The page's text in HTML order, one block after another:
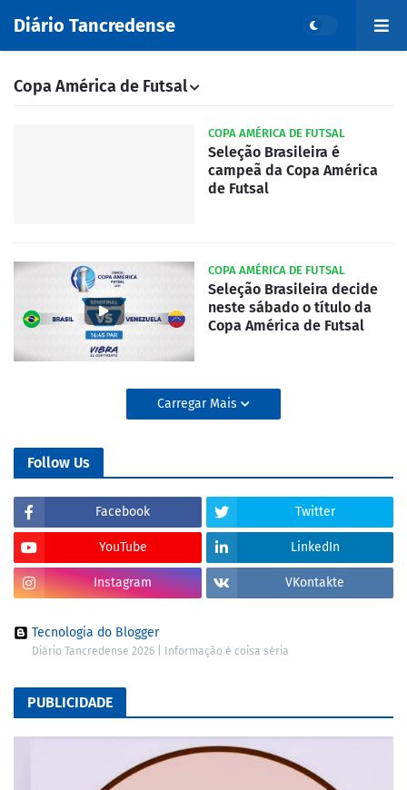
Diário Tancredense
Copa América de Futsal
COPA AMÉRICA DE FUTSAL
Seleção Brasileira é
campeã da Copa América
de Futsal
COPA AMÉRICA DE FUTSAL
Seleção Brasileira decide
neste sábado o título da
Copa América de Futsal
Carregar Mais
Follow Us
Facebook Twitter
YouTube LinkedIn
Instagram VKontakte
Tecnologia do Blogger
Diário Tancredense 2026 | Informação é coisa séria
PUBLICIDADE